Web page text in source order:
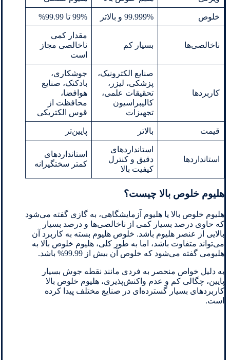
خلوص 99.999% و بالاتر 99% تا 99.99%
ناخالصی‌ها بسیار کم
مقدار کمی
ناخالصی مجاز
است
کاربردها
صنایع الکترونیک،
پزشکی، لیزر،
تحقیقات علمی،
کالیبراسیون
تجهیزات
جوشکاری،
بادکنک، صنایع
هوافضا،
محافظت از
قوس الکتریکی
قیمت بالاتر پایین‌تر
استانداردها
استانداردهای
دقیق و کنترل
کیفیت بالا
استانداردهای
کمتر سختگیرانه
هلیوم خلوص بالا چیست؟
هلیوم خلوص بالا یا هلیوم آزمایشگاهی، به گازی گفته می‌شود
که حاوی درصد بسیار کمی از ناخالصی‌ها و درصد بسیار
بالایی از عنصر هلیوم باشد. خلوص هلیوم بسته به کاربرد آن
می‌تواند متفاوت باشد، اما به طور کلی، هلیوم خلوص بالا به
هلیومی گفته می‌شود که خلوص آن بیش از 99.99% باشد.
به دلیل خواص منحصر به فردی مانند نقطه جوش بسیار
پایین، چگالی کم و عدم واکنش‌پذیری، هلیوم خلوص بالا
کاربردهای بسیار گسترده‌ای در صنایع مختلف پیدا کرده
است.